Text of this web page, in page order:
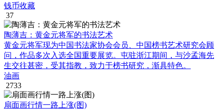
钱币收藏
37
陶薄吉：黄金元将军的书法艺术
黄金元将军现为中国书法家协会会员、中国榜书艺术研究会顾
问，作品多次入选全国重要展览。屯驻浙江期间，与沙孟海先
生交往甚密，受其指教，致力于榜书研究，渐具特色。
油画
2733
扇面画行情一路上涨(图)